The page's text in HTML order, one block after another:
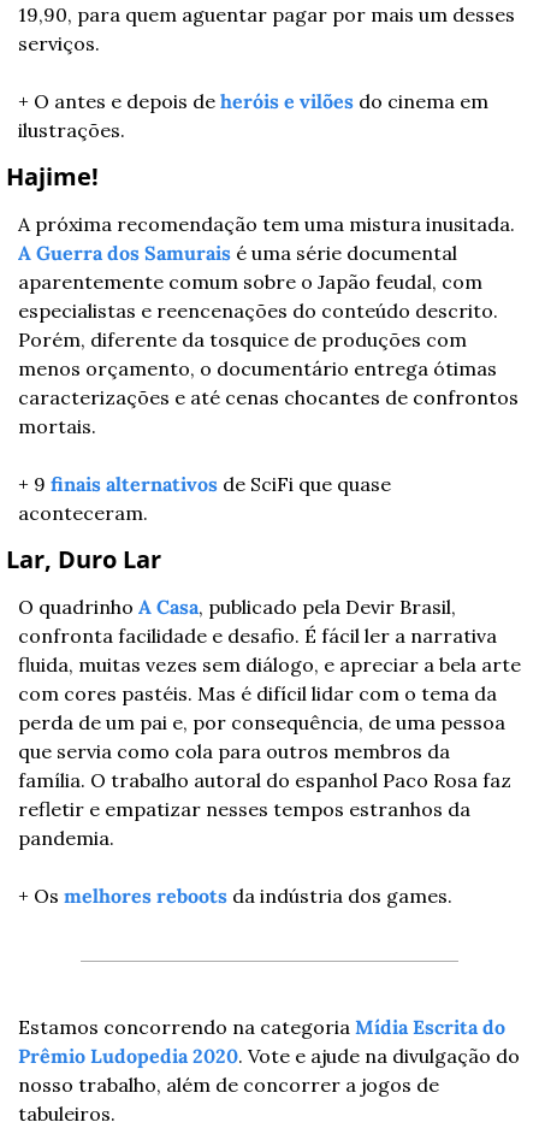
19,90, para quem aguentar pagar por mais um desses
serviços.
+ O antes e depois de heróis e vilões do cinema em
ilustrações.
Hajime!
A Guerra dos Samurais é uma série documental
aparentemente comum sobre o Japão feudal, com
especialistas e reencenações do conteúdo descrito.
Porém, diferente da tosquice de produções com
menos orçamento, o documentário entrega ótimas
caracterizações e até cenas chocantes de confrontos
mortais.
+ 9 finais alternativos de SciFi que quase
aconteceram.
Lar, Duro Lar
O quadrinho A Casa, publicado pela Devir Brasil,
confronta facilidade e desafio. É fácil ler a narrativa
fluida, muitas vezes sem diálogo, e apreciar a bela arte
com cores pastéis. Mas é difícil lidar com o tema da
perda de um pai e, por consequência, de uma pessoa
que servia como cola para outros membros da
família. O trabalho autoral do espanhol Paco Rosa faz
refletir e empatizar nesses tempos estranhos da
pandemia.
+ Os melhores reboots da indústria dos games.
Estamos concorrendo na categoria Mídia Escrita do
Prêmio Ludopedia 2020. Vote e ajude na divulgação do
nosso trabalho, além de concorrer a jogos de
tabuleiros.